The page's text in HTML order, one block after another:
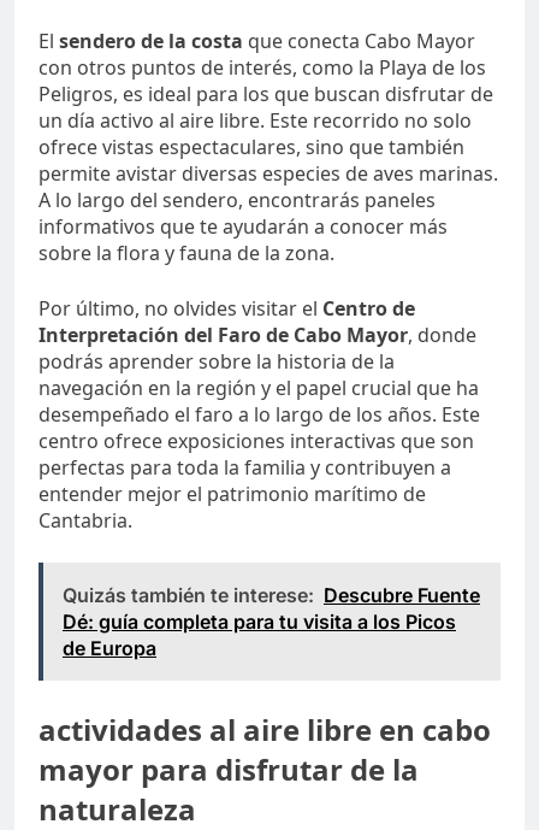
El sendero de la costa que conecta Cabo Mayor
con otros puntos de interés, como la Playa de los
Peligros, es ideal para los que buscan disfrutar de
un día activo al aire libre. Este recorrido no solo
ofrece vistas espectaculares, sino que también
permite avistar diversas especies de aves marinas.
A lo largo del sendero, encontrarás paneles
informativos que te ayudarán a conocer más
sobre la flora y fauna de la zona.
Por último, no olvides visitar el Centro de
Interpretación del Faro de Cabo Mayor, donde
podrás aprender sobre la historia de la
navegación en la región y el papel crucial que ha
desempeñado el faro a lo largo de los años. Este
centro ofrece exposiciones interactivas que son
perfectas para toda la familia y contribuyen a
entender mejor el patrimonio marítimo de
Cantabria.
Quizás también te interese: Descubre Fuente
Dé: guía completa para tu visita a los Picos
de Europa
actividades al aire libre en cabo
mayor para disfrutar de la
naturaleza